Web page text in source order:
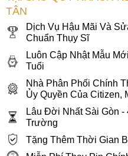
TÂN
Dịch Vụ Hậu Mãi Và
Chuẩn Thụy Sĩ
Luôn Cập Nhật Mẫu
Tuổi
Nhà Phân Phối Chính
Ủy Quyền Của Citizen,
Lâu Đời Nhất Sài Gòn
Trường
Tặng Thêm Thời Gian